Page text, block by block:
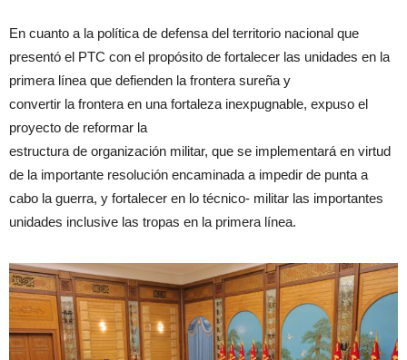
En cuanto a la política de defensa del territorio nacional que
presentó el PTC con el propósito de fortalecer las unidades en la
primera línea que defienden la frontera sureña y
convertir la frontera en una fortaleza inexpugnable, expuso el
proyecto de reformar la
estructura de organización militar, que se implementará en virtud
de la importante resolución encaminada a impedir de punta a
cabo la guerra, y fortalecer en lo técnico- militar las importantes
unidades inclusive las tropas en la primera línea.